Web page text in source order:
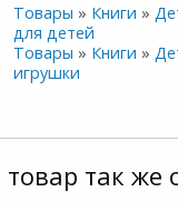
Товары » Книги »
для детей
Товары » Книги »
игрушки
товар так